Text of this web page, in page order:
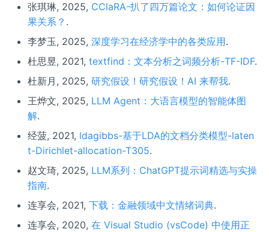
张琪琳, 2025, CClaRA-扒了四万篇论文：如何论证因
果关系？ .
李梦玉, 2025, 深度学习在经济学中的各类应用.
杜思昱, 2021, textfind：文本分析之词频分析-TF-IDF.
杜新月, 2025, 研究假设！研究假设！AI 来帮我.
王烨文, 2025, LLM Agent：大语言模型的智能体图
解.
经菠, 2021, ldagibbs-基于LDA的文档分类模型-laten
t-Dirichlet-allocation-T305.
赵文琦, 2025, LLM系列：ChatGPT提示词精选与实操
指南.
连享会, 2021, 下载：金融领域中文情绪词典.
连享会, 2020, 在 Visual Studio (vsCode) 中使用正